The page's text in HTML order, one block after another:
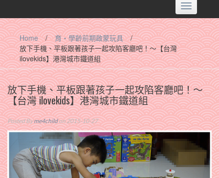
Toggle
navigation
Home / 育‧學齡前期啟蒙玩具
/
放下手機、平板跟著孩子一起攻陷客廳吧！～【台灣
ilovekids】港灣城市鐵道組
放下手機、平板跟著孩子一起攻陷客廳吧！～
【台灣 ilovekids】港灣城市鐵道組
Posted Byme4childon 2015-10-27